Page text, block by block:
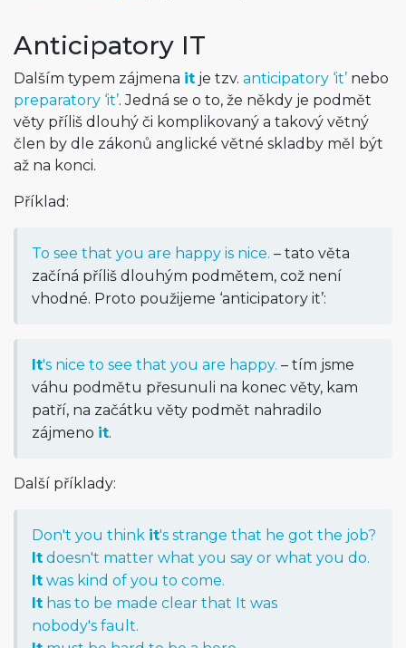
Anticipatory IT
Dalším typem zájmena it je tzv. anticipatory ‘it’ nebo
preparatory ‘it’. Jedná se o to, že někdy je podmět
věty příliš dlouhý či komplikovaný a takový větný
člen by dle zákonů anglické větné skladby měl být
až na konci.
Příklad:
To see that you are happy is nice. – tato věta
začíná příliš dlouhým podmětem, což není
vhodné. Proto použijeme ‘anticipatory it’:
It's nice to see that you are happy. – tím jsme
váhu podmětu přesunuli na konec věty, kam
patří, na začátku věty podmět nahradilo
zájmeno it.
Další příklady:
Don't you think it's strange that he got the job?
It doesn't matter what you say or what you do.
It was kind of you to come.
It has to be made clear that It was
nobody's fault.